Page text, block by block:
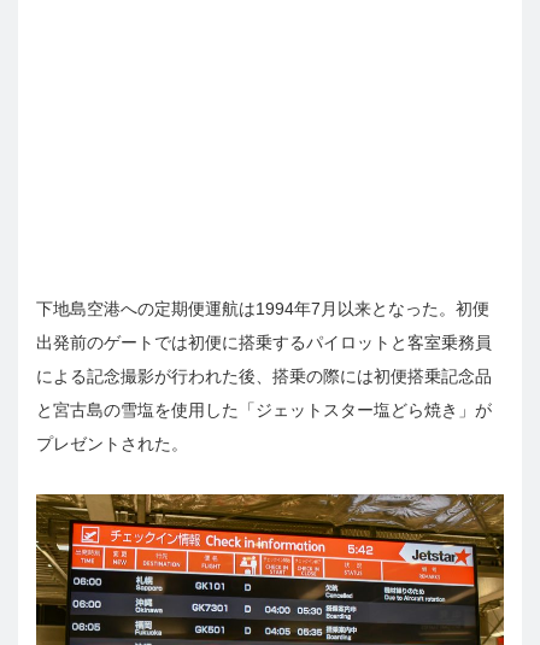
下地島空港への定期便運航は1994年7月以来となった。初便
出発前のゲートでは初便に搭乗するパイロットと客室乗務員
による記念撮影が行われた後、搭乗の際には初便搭乗記念品
と宮古島の雪塩を使用した「ジェットスター塩どら焼き」が
プレゼントされた。